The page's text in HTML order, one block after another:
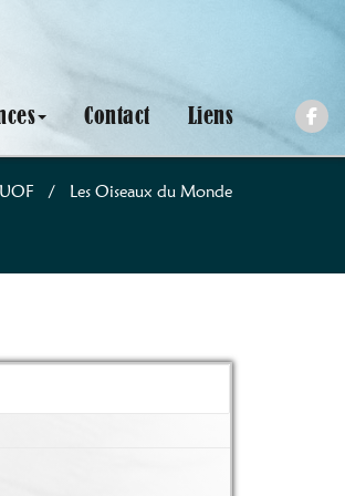
Contact Liens
/ Les Oiseaux du Monde